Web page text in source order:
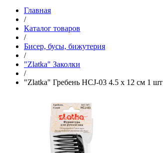
Главная
/
Каталог товаров
/
Бисер, бусы, бижутерия
/
"Zlatka" Заколки
/
"Zlatka" Гребень HCJ-03 4.5 x 12 см 1 шт